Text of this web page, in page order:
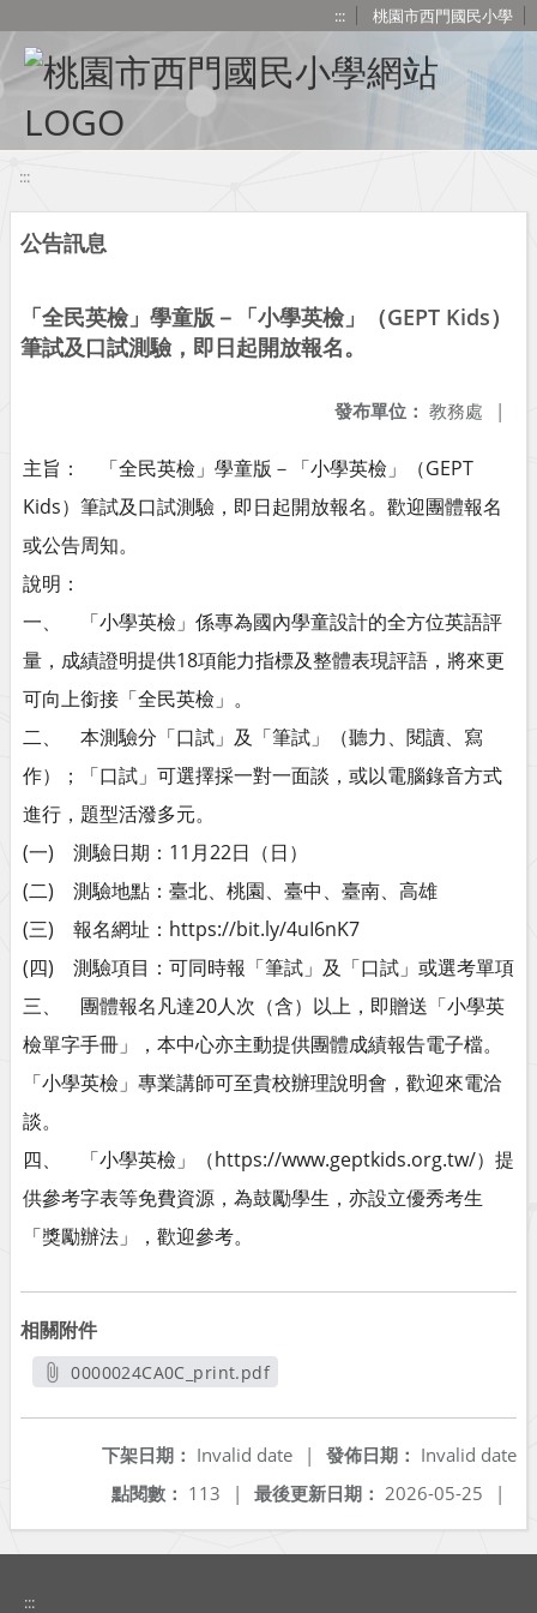
::: 桃園市西門國民小學
:::
公告訊息
「全民英檢」學童版－「小學英檢」（GEPT Kids）
筆試及口試測驗，即日起開放報名。
發布單位： 教務處 |
主旨： 「全民英檢」學童版－「小學英檢」（GEPT
Kids）筆試及口試測驗，即日起開放報名。歡迎團體報名
或公告周知。
說明：
一、 「小學英檢」係專為國內學童設計的全方位英語評
量，成績證明提供18項能力指標及整體表現評語，將來更
可向上銜接「全民英檢」。
二、 本測驗分「口試」及「筆試」（聽力、閱讀、寫
作）；「口試」可選擇採一對一面談，或以電腦錄音方式
進行，題型活潑多元。
(一) 測驗日期：11月22日（日）
(二) 測驗地點：臺北、桃園、臺中、臺南、高雄
(三) 報名網址：https://bit.ly/4uI6nK7
(四) 測驗項目：可同時報「筆試」及「口試」或選考單項
三、 團體報名凡達20人次（含）以上，即贈送「小學英
檢單字手冊」，本中心亦主動提供團體成績報告電子檔。
「小學英檢」專業講師可至貴校辦理說明會，歡迎來電洽
談。
四、 「小學英檢」（https://www.geptkids.org.tw/）提
供參考字表等免費資源，為鼓勵學生，亦設立優秀考生
「獎勵辦法」，歡迎參考。
相關附件
0000024CA0C_print.pdf
發佈日期： Invalid date
下架日期： Invalid date
|
最後更新日期： 2026-05-25 |
點閱數： 113 |
:::